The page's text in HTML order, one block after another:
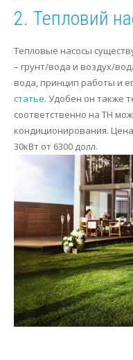
2. Тепловий
Тепловые насосы
– грунт/вода и воздух/
вода, принцип работы и
статье. Удобен он также
соответственно на ТН
кондиционирования.
30кВт от 6300 долл.